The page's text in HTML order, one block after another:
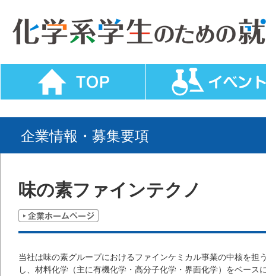
企業情報・募集要項
味の素ファインテクノ
当社は味の素グループにおけるファインケミカル事業の中核を担
し、材料化学（主に有機化学・高分子化学・界面化学）をベース